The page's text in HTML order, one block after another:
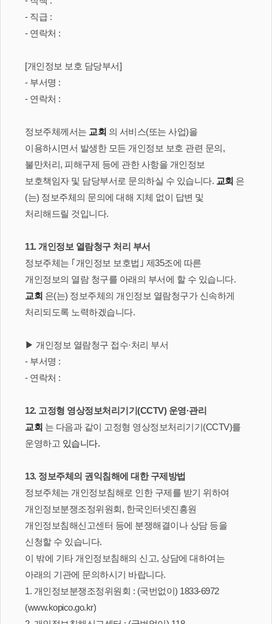
- 직급 :
- 연락처 :
[개인정보 보호 담당부서]
- 부서명 :
- 연락처 :
정보주체께서는 교회 의 서비스(또는 사업)을
이용하시면서 발생한 모든 개인정보 보호 관련 문의,
불만처리, 피해구제 등에 관한 사항을 개인정보
보호책임자 및 담당부서로 문의하실 수 있습니다. 교회 은
(는) 정보주체의 문의에 대해 지체 없이 답변 및
처리해드릴 것입니다.
11. 개인정보 열람청구 처리 부서
정보주체는 ｢개인정보 보호법｣ 제35조에 따른
개인정보의 열람 청구를 아래의 부서에 할 수 있습니다.
교회 은(는) 정보주체의 개인정보 열람청구가 신속하게
처리되도록 노력하겠습니다.
▶ 개인정보 열람청구 접수·처리 부서
- 부서명 :
- 연락처 :
12. 고정형 영상정보처리기기(CCTV) 운영·관리
교회 는 다음과 같이 고정형 영상정보처리기기(CCTV)를
운영하고 있습니다.
13. 정보주체의 권익침해에 대한 구제방법
정보주체는 개인정보침해로 인한 구제를 받기 위하여
개인정보분쟁조정위원회, 한국인터넷진흥원
개인정보침해신고센터 등에 분쟁해결이나 상담 등을
신청할 수 있습니다.
이 밖에 기타 개인정보침해의 신고, 상담에 대하여는
아래의 기관에 문의하시기 바랍니다.
1. 개인정보분쟁조정위원회 : (국번없이) 1833-6972
(www.kopico.go.kr)